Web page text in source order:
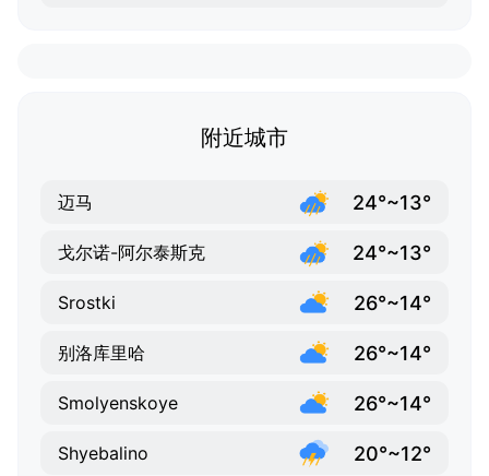
附近城市
迈马 24°~13°
戈尔诺-阿尔泰斯克 24°~13°
Srostki 26°~14°
别洛库里哈 26°~14°
Smolyenskoye 26°~14°
Shyebalino 20°~12°